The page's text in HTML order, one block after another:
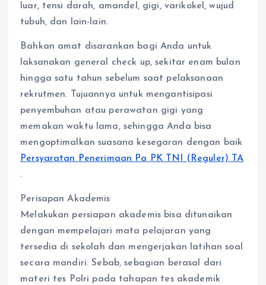
luar, tensi darah, amandel, gigi, varikokel, wujud
tubuh, dan lain-lain.
Bahkan amat disarankan bagi Anda untuk
laksanakan general check up, sekitar enam bulan
hingga satu tahun sebelum saat pelaksanaan
rekrutmen. Tujuannya untuk mengantisipasi
penyembuhan atau perawatan gigi yang
memakan waktu lama, sehingga Anda bisa
mengoptimalkan suasana kesegaran dengan baik
Persyaratan Penerimaan Pa PK TNI (Reguler) TA
.
Perisapan Akademis
Melakukan persiapan akademis bisa ditunaikan
dengan mempelajari mata pelajaran yang
tersedia di sekolah dan mengerjakan latihan soal
secara mandiri. Sebab, sebagian berasal dari
materi tes Polri pada tahapan tes akademik